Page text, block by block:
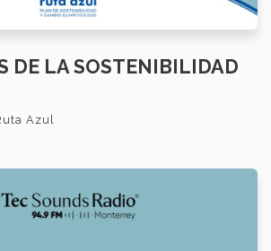
DE LA SOSTENIBILIDAD
Azul